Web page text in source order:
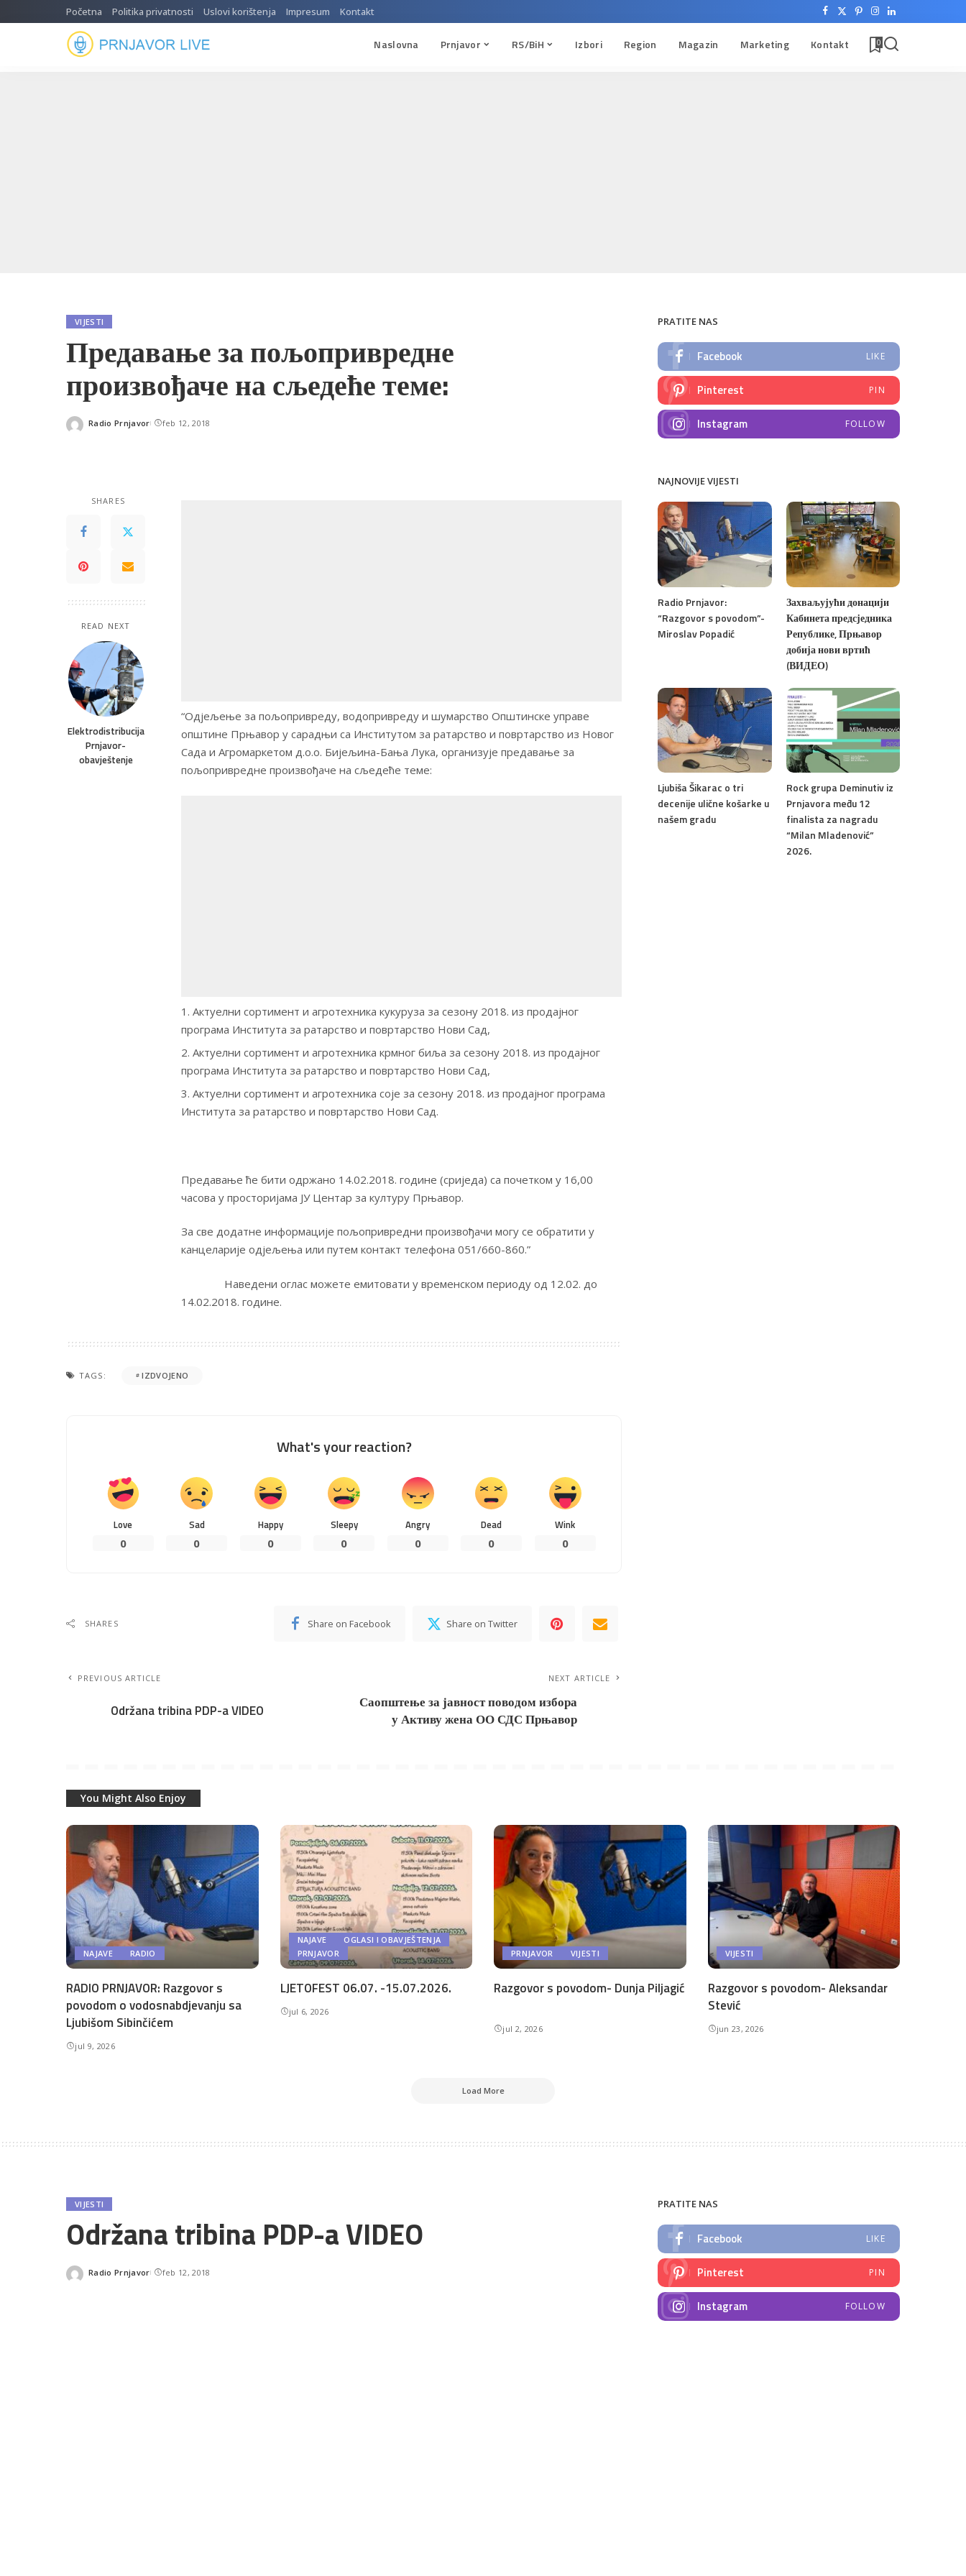
Početna Politika privatnosti Uslovi korištenja Impresum Kontakt
Naslovna Prnjavor RS/BiH Izbori Region Magazin Marketing Kontakt 0
VIJESTI
Предавање за пољопривредне
произвођаче на сљедеће теме:
Posted
Radio Prnjavor feb 12, 2018
SHARES
READ NEXT
Elektrodistribucija
Prnjavor-
obavještenje
“Одјељење за пољопривреду, водопривреду и шумарство Општинске управе
општине Прњавор у сарадњи са Институтом за ратарство и повртарство из Новог
Сада и Агромаркетом д.о.о. Бијељина-Бања Лука, организује предавање за
пољопривредне произвођаче на сљедеће теме:
Актуелни сортимент и агротехника кукуруза за сезону 2018. из продајног
програма Института за ратарство и повртарство Нови Сад,
Актуелни сортимент и агротехника крмног биља за сезону 2018. из продајног
програма Института за ратарство и повртарство Нови Сад,
Актуелни сортимент и агротехника соје за сезону 2018. из продајног програма
Института за ратарство и повртарство Нови Сад.
Предавање ће бити одржано 14.02.2018. године (сриједа) са почетком у 16,00
часова у просторијама ЈУ Центар за културу Прњавор.
За све додатне информације пољопривредни произвођачи могу се обратити у
канцеларије одјељења или путем контакт телефона 051/660-860.”
Наведени оглас можете емитовати у временском периоду од 12.02. до
14.02.2018. године.
TAGS: IZDVOJENO
What's your reaction?
Love
0
Sad
0
Happy
0
Sleepy
0
Angry
0
Dead
0
Wink
0
SHARES Share on Facebook Share on Twitter
PREVIOUS ARTICLE
Održana tribina PDP-a VIDEO
NEXT ARTICLE
Саопштење за јавност поводом избора
у Активу жена ОО СДС Прњавор
PRATITE NAS
Facebook LIKE
Pinterest PIN
Instagram FOLLOW
NAJNOVIJE VIJESTI
Radio Prnjavor:
“Razgovor s povodom”-
Miroslav Popadić
Захваљујући донацији
Кабинета предсједника
Републике, Прњавор
добија нови вртић
(ВИДЕО)
Ljubiša Šikarac o tri
decenije ulične košarke u
našem gradu
Rock grupa Deminutiv iz
Prnjavora među 12
finalista za nagradu
“Milan Mladenović”
2026.
You Might Also Enjoy
NAJAVE RADIO
RADIO PRNJAVOR: Razgovor s
povodom o vodosnabdjevanju sa
Ljubišom Sibinčićem
jul 9, 2026
NAJAVE
OGLASI I OBAVJEŠTENJA
PRNJAVOR
LJETOFEST 06.07. -15.07.2026.
jul 6, 2026
PRNJAVOR VIJESTI
Razgovor s povodom- Dunja Piljagić
jul 2, 2026
VIJESTI
Razgovor s povodom- Aleksandar
Stević
jun 23, 2026
Load More
VIJESTI
Održana tribina PDP-a VIDEO
Posted
Radio Prnjavor feb 12, 2018
PRATITE NAS
Facebook LIKE
Pinterest PIN
Instagram FOLLOW